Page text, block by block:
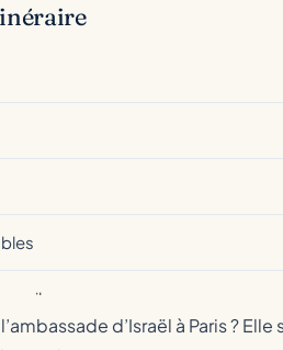
d’Israël à Paris ?